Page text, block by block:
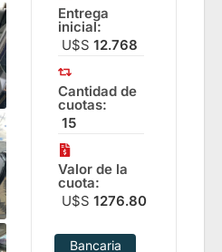
Entrega
inicial:
U$S 12.768
Cantidad de
cuotas:
15
Valor de la
cuota:
U$S 1276.80
Bancaria